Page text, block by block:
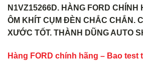
N1VZ15266D. HÀNG FORD CHÍNH
ÔM KHÍT CỤM ĐÈN CHẮC CHẮN.
XƯỚC TỐT. THÀNH DŨNG AUTO
Hàng FORD chính hãng – Bao test